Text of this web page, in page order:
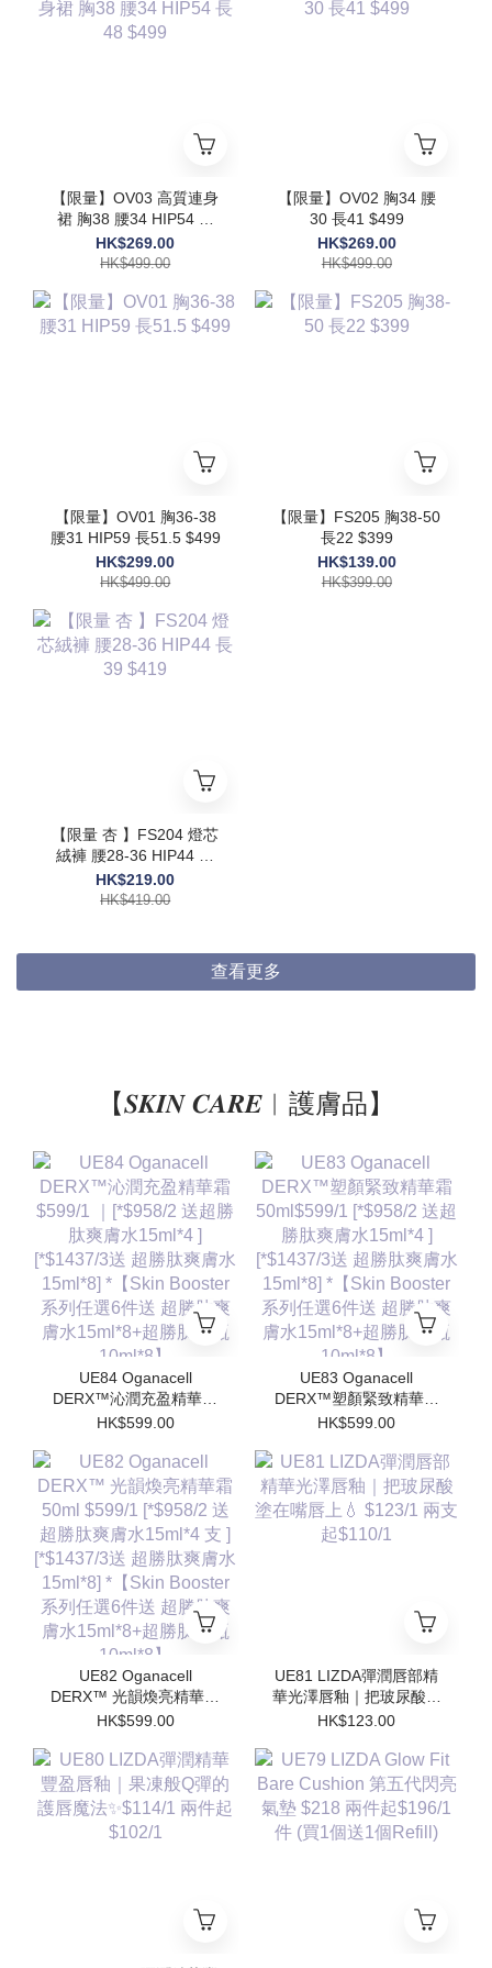
【限量】OV03 高質連身
裙 胸38 腰34 HIP54 長
48 $499
HK$269.00
HK$499.00
【限量】OV02 胸34 腰
30 長41 $499
HK$269.00
HK$499.00
【限量】OV01 胸36-38
腰31 HIP59 長51.5 $499
HK$299.00
HK$499.00
【限量】FS205 胸38-50
長22 $399
HK$139.00
HK$399.00
【限量 杏 】FS204 燈芯
絨褲 腰28-36 HIP44 長
39 $419
HK$219.00
HK$419.00
查看更多
【𝑺𝑲𝑰𝑵 𝑪𝑨𝑹𝑬︱護膚品】
UE84 Oganacell
DERX™沁潤充盈精華霜
$599/1 ｜[*$958/2 送超
[*$1437/3送 超勝肽爽膚
水15ml*8] *【Skin
Booster 系列任選6件送
超勝肽爽膚水15ml*8+超
勝肽安瓶10ml*8】
HK$599.00
UE83 Oganacell
DERX™塑顏緊致精華霜
50ml$599/1 [*$958/2 送
[*$1437/3送 超勝肽爽膚
水15ml*8] *【Skin
Booster 系列任選6件送
超勝肽爽膚水15ml*8+超
勝肽安瓶10ml*8】
HK$599.00
UE82 Oganacell
DERX™ 光韻煥亮精華霜
50ml $599/1 [*$958/2 送
[*$1437/3送 超勝肽爽膚
水15ml*8] *【Skin
Booster 系列任選6件送
超勝肽爽膚水15ml*8+超
勝肽安瓶10ml*8】
HK$599.00
UE81 LIZDA彈潤唇部精
華光澤唇釉｜把玻尿酸塗
在嘴唇上💧 $123/1 兩支
HK$123.00